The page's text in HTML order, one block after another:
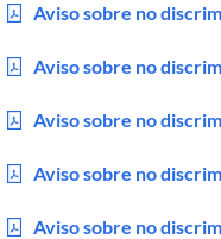
Aviso sobre no
Aviso sobre no
Aviso sobre no
Aviso sobre no
Aviso sobre no